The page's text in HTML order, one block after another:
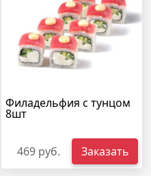
Филадельфия с тунцом
8шт
469 руб. Заказать